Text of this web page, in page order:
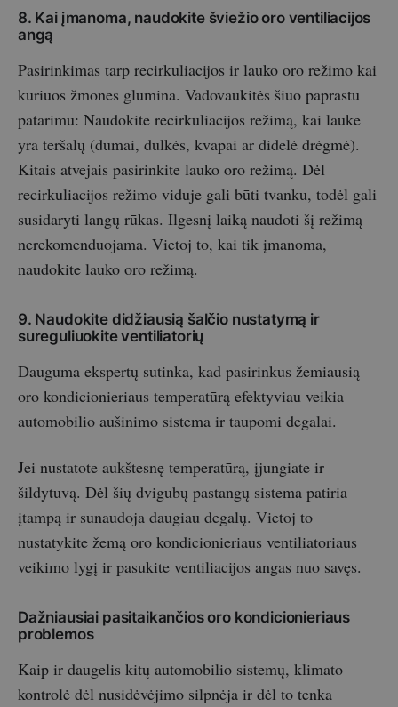
8. Kai įmanoma, naudokite šviežio oro ventiliacijos
angą
Pasirinkimas tarp recirkuliacijos ir lauko oro režimo kai
kuriuos žmones glumina. Vadovaukitės šiuo paprastu
patarimu: Naudokite recirkuliacijos režimą, kai lauke
yra teršalų (dūmai, dulkės, kvapai ar didelė drėgmė).
Kitais atvejais pasirinkite lauko oro režimą. Dėl
recirkuliacijos režimo viduje gali būti tvanku, todėl gali
susidaryti langų rūkas. Ilgesnį laiką naudoti šį režimą
nerekomenduojama. Vietoj to, kai tik įmanoma,
naudokite lauko oro režimą.
9. Naudokite didžiausią šalčio nustatymą ir
sureguliuokite ventiliatorių
Dauguma ekspertų sutinka, kad pasirinkus žemiausią
oro kondicionieriaus temperatūrą efektyviau veikia
automobilio aušinimo sistema ir taupomi degalai.
Jei nustatote aukštesnę temperatūrą, įjungiate ir
šildytuvą. Dėl šių dvigubų pastangų sistema patiria
įtampą ir sunaudoja daugiau degalų. Vietoj to
nustatykite žemą oro kondicionieriaus ventiliatoriaus
veikimo lygį ir pasukite ventiliacijos angas nuo savęs.
Dažniausiai pasitaikančios oro kondicionieriaus
problemos
Kaip ir daugelis kitų automobilio sistemų, klimato
kontrolė dėl nusidėvėjimo silpnėja ir dėl to tenka